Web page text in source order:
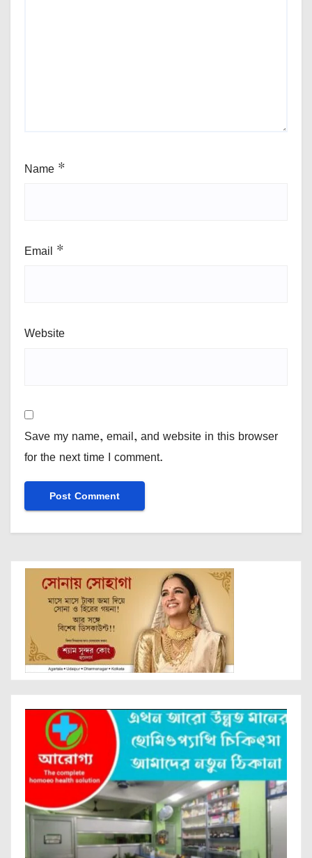
Name *
Email *
Website
Save my name, email, and website in this browser
for the next time I comment.